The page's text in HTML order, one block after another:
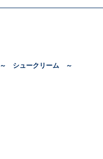
～ シュークリーム ～